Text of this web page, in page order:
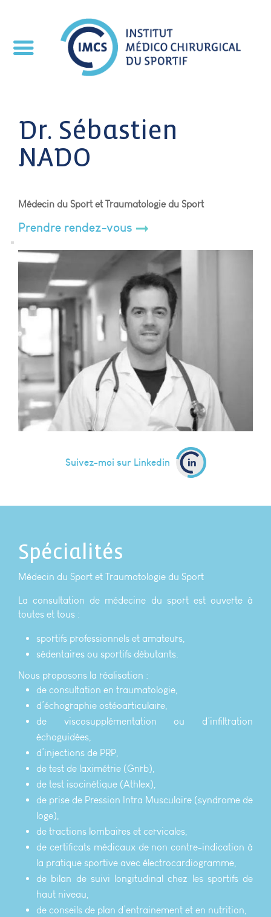
Dr. Sébastien
NADO
Médecin du Sport et Traumatologie du Sport
Prendre rendez-vous
Suivez-moi sur Linkedin
Spécialités
Médecin du Sport et Traumatologie du Sport
La consultation de médecine du sport est ouverte à
toutes et tous :
sportifs professionnels et amateurs,
sédentaires ou sportifs débutants.
Nous proposons la réalisation :
de consultation en traumatologie,
d’échographie ostéoarticulaire,
de viscosupplémentation ou d’infiltration
échoguidées,
d’injections de PRP,
de test de laximétrie (Gnrb),
de test isocinétique (Athlex),
de prise de Pression Intra Musculaire (syndrome de
loge),
de tractions lombaires et cervicales,
de certificats médicaux de non contre-indication à
la pratique sportive avec électrocardiogramme,
de bilan de suivi longitudinal chez les sportifs de
haut niveau,
de conseils de plan d’entrainement et en nutrition,